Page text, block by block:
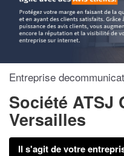
Entreprise
Société ATSJ
Versailles
Il s'agit de votre